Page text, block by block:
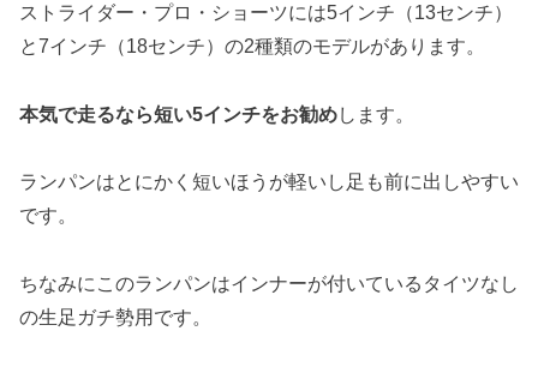
ストライダー・プロ・ショーツには5インチ（13センチ）
と7インチ（18センチ）の2種類のモデルがあります。
本気で走るなら短い5インチをお勧めします。
ランパンはとにかく短いほうが軽いし足も前に出しやすい
です。
ちなみにこのランパンはインナーが付いているタイツなし
の生足ガチ勢用です。